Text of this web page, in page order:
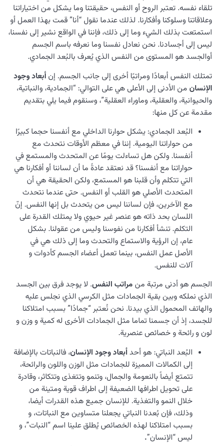
تلقاء نفسه. تعتبر الروح أو النفس، حقيقتنا وما يشكل من اختياراتنا
وعلاقاتنا وسلوكنا وأفكارنا. لذلك عندما نقول “أنا” قمت بهذا العمل أو
استمتعت بذلك الشيء وما إلى ذلك، فإننا في الواقع نشير إلى نفسنا،
ليس إلى أجسادنا. نحن نعادل نفسنا وما نعرفه باسم الجسم
أوالجسد هو المستوى من النفس الذي يُعرف بالبُعد الجمادي.
تمتلك النفس أبعادًا ومراتبًا أخرى إلى جانب الجسم. إنأبعاد وجود
الإنسان من الأدنى إلى الأعلى هي على التوالي: “الجمادية، والنباتية،
والحيوانية، والعقلية، وماوراء العقلية”، وسنقوم فيما يلي بتقديم
مقدمة عن كل منها:
البُعد الجمادي: يشكل حوارنا الداخلي مع أنفسنا حجما كبيرًا
من حواراتنا اليومية. إننا في معظم الأوقات نتحدث مع
أنفسنا. ولكن هل تساءلت يومًا عن المتحدث والمستمع في
حواراتنا مع أنفسنا؟ قد نعتقد عادةً ما أن لساننا أو أفكارنا هي
التي تتكلم وأن قلبنا هو المستمع، ولكن الحقيقة هي أن
المتحدث الأصلي هو القلب أو النفس. حتى عندما نتحدث
مع الآخرين، فإن لساننا ليس من يتحدث بل إنها النفس. إنّ
اللسان بحد ذاته هو عنصر غير حيوي ولا يمتلك القدرة على
التكلم. تنشأ أفكارنا من نفوسنا وليس من عقولنا. بشكل
عام، إن الرؤية والاستماع والتحدث وما إلى ذلك هي في
الأصل عمل النفس، بينما تعمل أعضاء الجسم كأدوات و
آلات للنفس.
الجسم هو أدنى مرتبة من مراتب النفس. لا يوجد فرق بين الجسد
الذي نملكه وبين بقية الجمادات مثل الكرسي الذي نجلس عليه
والهاتف المحمول الذي بيدنا. نحن نُعتبر “جمادًا” بسبب امتلاكنا
للجسد، إذ أن جسمنا تماما مثل الجمادات الأخرى له كمية و وزن و
لون و رائحة و خصائص عنصرية.
البُعد النباتي: هو أحدأبعاد وجود الإنسان، فالنباتات بالإضافة
إلى الکمالات المميزة للجمادات مثل الوزن واللون والرائحة،
تتمتع أيضاً بالنعومة والجمال، وتنمو وتتغذى وتتكاثر، وقادرة
على تحويل اطرافها الضعيفة إلى اطراف قوية ومتينة من
خلال النمو والتغذية. للإنسان جميع هذه القدرات أيضا،
وذلك، فإن بُعدنا النباتي يجعلنا متساوين مع النباتات، و
بسبب امتلاكنا لهذه الخصائص يُطلق علينا اسم “النبات”، و
ليس “الإنسان”.